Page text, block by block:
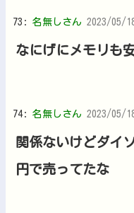
73: 名無しさん 2023/05/
なにげにメモリも
74: 名無しさん 2023/05/
関係ないけどダイ
円で売ってたな